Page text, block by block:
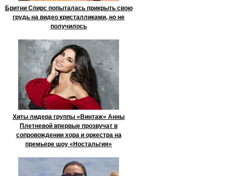
Бритни Спирс попыталась прикрыть свою
грудь на видео кристалликами, но не
получилось
Хиты лидера группы «Винтаж» Анны
Плетневой впервые прозвучат в
сопровождении хора и оркестра на
премьере шоу «Ностальгия»